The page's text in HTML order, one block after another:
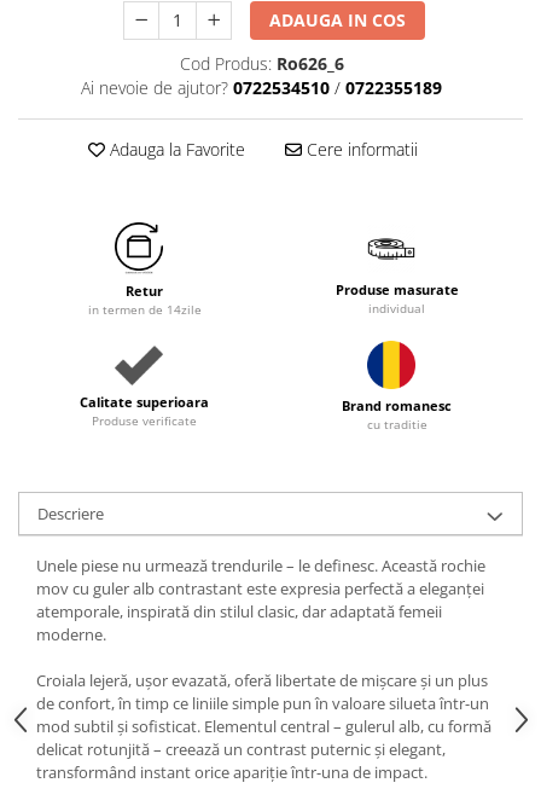
ADAUGA IN COS
Cod Produs: Ro626_6
Ai nevoie de ajutor? 0722534510 / 0722355189
Adauga la Favorite Cere informatii
Retur
in termen de 14zile
Produse masurate
individual
Calitate superioara
Produse verificate
Brand romanesc
cu traditie
Descriere
Unele piese nu urmează trendurile – le definesc. Această rochie
mov cu guler alb contrastant este expresia perfectă a eleganței
atemporale, inspirată din stilul clasic, dar adaptată femeii
moderne.
Croiala lejeră, ușor evazată, oferă libertate de mișcare și un plus
de confort, în timp ce liniile simple pun în valoare silueta într-un
mod subtil și sofisticat. Elementul central – gulerul alb, cu formă
delicat rotunjită – creează un contrast puternic și elegant,
transformând instant orice apariție într-una de impact.